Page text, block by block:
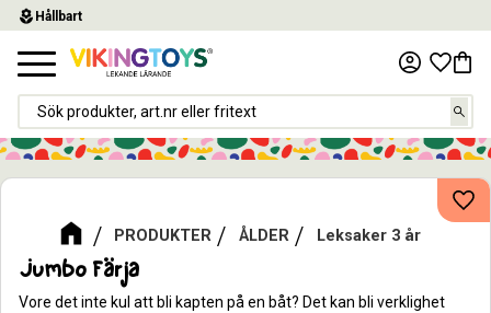
Meny
local_florist Hållbart
PRODUKTER ÅLDER Leksaker 3 år
Jumbo Färja
Vore det inte kul att bli kapten på en båt? Det kan bli verklighet